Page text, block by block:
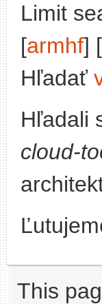
Limit
[armhf] [
Hľadať
Hľadali
cloud-
This